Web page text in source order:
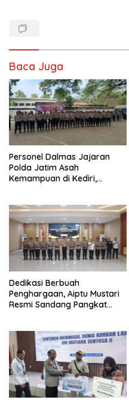
Baca Juga
Personel Dalmas Jajaran
Polda Jatim Asah
Kemampuan di Kediri,
Kamtibmas
Dedikasi Berbuah
Penghargaan, Aiptu Mustari
Resmi Sandang Pangkat